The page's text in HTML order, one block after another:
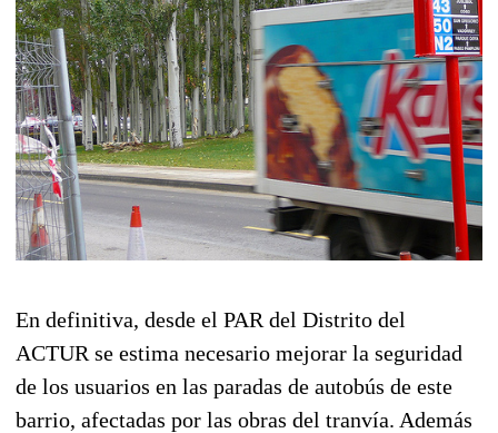
En definitiva, desde el PAR del Distrito del
ACTUR se estima necesario mejorar la seguridad
de los usuarios en las paradas de autobús de este
barrio, afectadas por las obras del tranvía. Además